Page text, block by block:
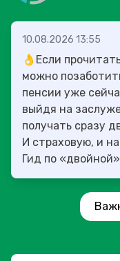
10.08.2026 13:55
👌Если
можно
пенсии уже сейчас 🔽
выйдя на
получать сразу
И страховую, и
Гид по «двойной»